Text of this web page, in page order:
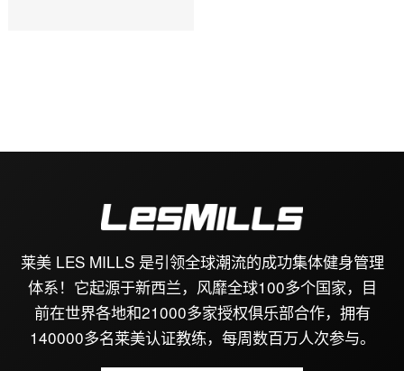
莱美 LES MILLS 是引领全球潮流的成功集体健身管理
体系！它起源于新西兰，风靡全球100多个国家，目
前在世界各地和21000多家授权俱乐部合作，拥有
140000多名莱美认证教练，每周数百万人次参与。